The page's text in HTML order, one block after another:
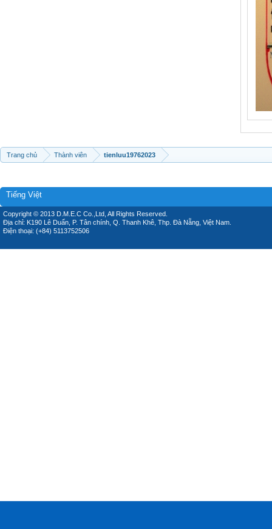
Trang chủ Thành viên tienluu19762023
Tiếng Việt
Copyright © 2013 D.M.E.C Co.,Ltd, All Rights Reserved.
Địa chỉ: K190 Lê Duẩn, P. Tân chính, Q. Thanh Khê, Thp. Đà Nẵng, Việt Nam.
Điện thoại: (+84) 5113752506